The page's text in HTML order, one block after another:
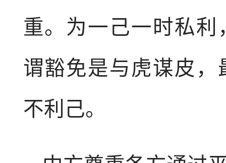
重。为一己一时私
谓豁免是与虎谋皮
不利己。